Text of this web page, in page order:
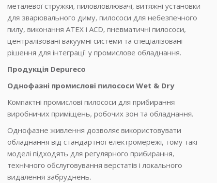
металевої стружки, пиловловлювачі, витяжні установки
для зварювального диму, пилососи для небезпечного
пилу, виконання ATEX і ACD, пневматичні пилососи,
централізовані вакуумні системи та спеціалізовані
рішення для інтеграції у промислове обладнання.
Продукція Depureco
Однофазні промислові пилососи Wet & Dry
Компактні промислові пилососи для прибирання
виробничих приміщень, робочих зон та обладнання.
Однофазне живлення дозволяє використовувати
обладнання від стандартної електромережі, тому такі
моделі підходять для регулярного прибирання,
технічного обслуговування верстатів і локального
видалення забруднень.